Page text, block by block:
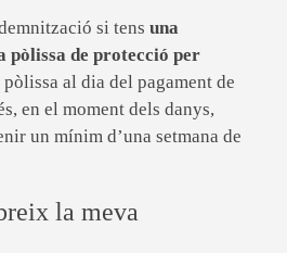
si tens una
pòlissa de protecció per
al dia del pagament de
en el moment dels danys,
un mínim d’una setmana de
la meva